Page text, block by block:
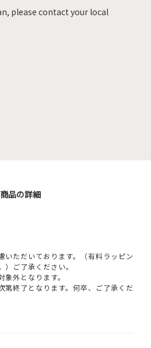
please contact your local
商品の詳細
ただいております。（有料ラッピン
ご了承ください。
外となります。
終了となります。何卒、ご了承くだ